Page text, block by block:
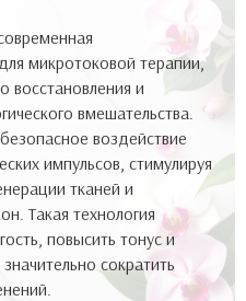
микротоковой терапии,
восстановления и
вмешательства.
воздействие
импульсов, стимулируя
тканей и
Такая технология
повысить тонус и
сократить